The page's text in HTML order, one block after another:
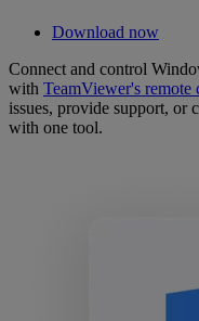
Download now
Connect and control
with TeamViewer's remote
issues, provide support, or
with one tool.